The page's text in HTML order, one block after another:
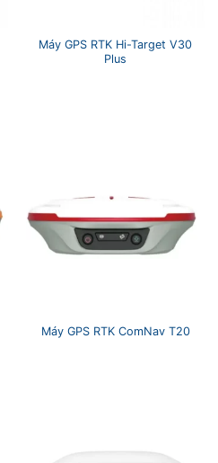
Máy GPS RTK Hi-Target V30
Plus
Máy GPS RTK ComNav T20